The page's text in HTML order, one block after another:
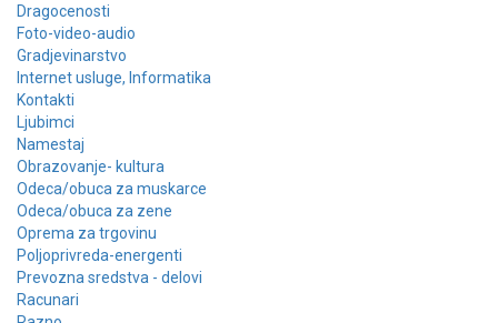
Dragocenosti
Foto-video-audio
Gradjevinarstvo
Internet usluge, Informatika
Kontakti
Ljubimci
Namestaj
Obrazovanje- kultura
Odeca/obuca za muskarce
Odeca/obuca za zene
Oprema za trgovinu
Poljoprivreda-energenti
Prevozna sredstva - delovi
Racunari